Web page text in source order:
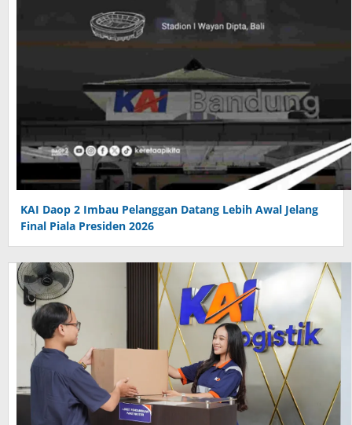
KAI Daop 2 Imbau Pelanggan Datang Lebih Awal Jelang
Final Piala Presiden 2026